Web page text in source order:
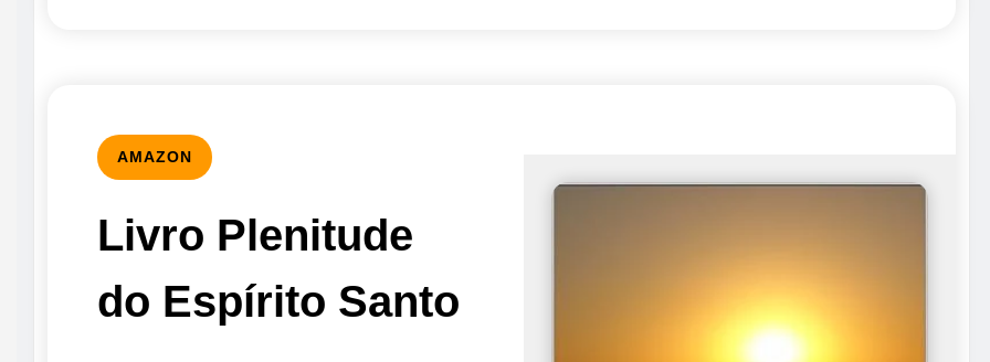
AMAZON
Livro Plenitude
do Espírito Santo